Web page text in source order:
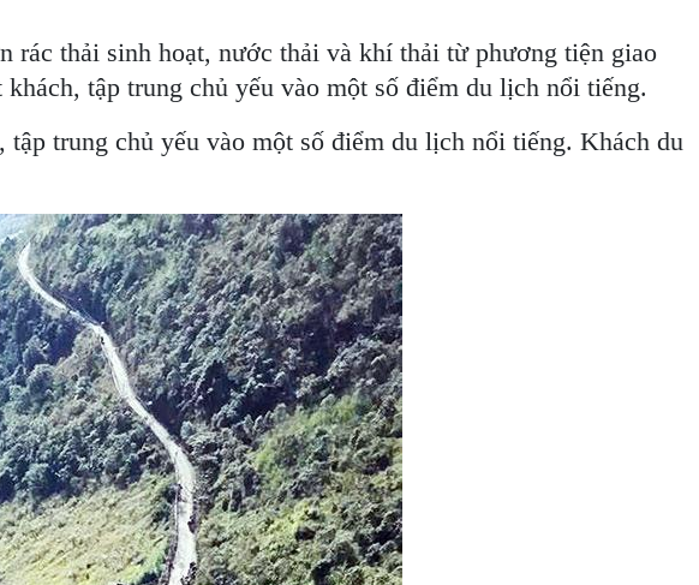
thải sinh hoạt, nước thải và khí thải từ phương tiện giao
tập trung chủ yếu vào một số điểm du lịch nổi tiếng.
trung chủ yếu vào một số điểm du lịch nổi tiếng. Khách du